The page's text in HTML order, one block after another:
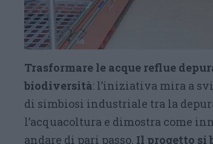
Trasformare le acque reflue
biodiversità: l’iniziativa mira a
di simbiosi industriale tra la
l’acquacoltura e dimostra come
andare di pari passo. Il progetto si